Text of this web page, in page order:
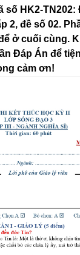
số HK2-
2, đề số 02.
ở cuối cùng.
Đáp Án để
cảm ơn!